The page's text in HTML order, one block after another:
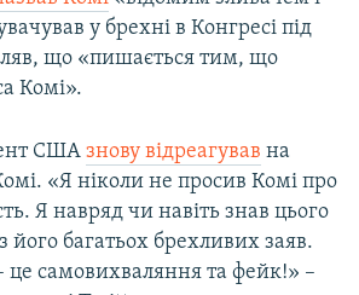
у брехні в Конгресі під
що «пишається тим, що
Комі».
США знову відреагував на
«Я ніколи не просив Комі про
Я навряд чи навіть знав цього
багатьох брехливих заяв.
це самовихваляння та фейк!» –